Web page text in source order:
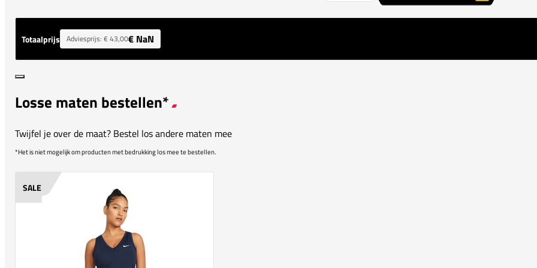
Totaalprijs Adviesprijs: € 43,00€ NaN
Losse maten bestellen*
Twijfel je over de maat? Bestel los andere maten mee
*Het is niet mogelijk om producten met bedrukking los mee te bestellen.
SALE